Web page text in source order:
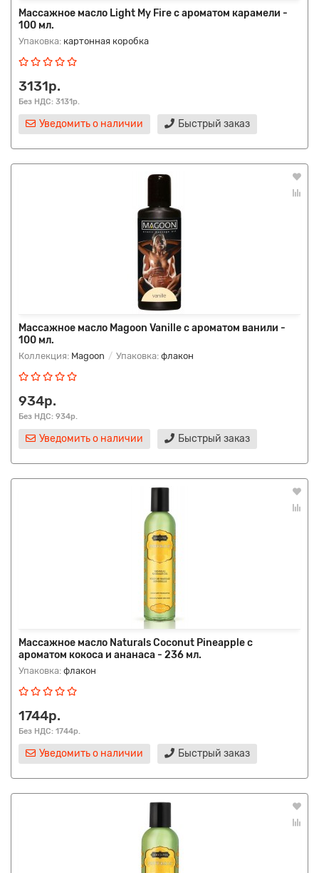
Массажное масло Light My Fire с ароматом карамели -
100 мл.
Упаковка: картонная коробка
3131р.
Без НДС: 3131р.
Уведомить о наличии Быстрый заказ
Массажное масло Magoon Vanille с ароматом ванили -
100 мл.
Коллекция: Magoon Упаковка: флакон
934р.
Без НДС: 934р.
Уведомить о наличии Быстрый заказ
Массажное масло Naturals Coconut Pineapple с
ароматом кокоса и ананаса - 236 мл.
Упаковка: флакон
1744р.
Без НДС: 1744р.
Уведомить о наличии Быстрый заказ